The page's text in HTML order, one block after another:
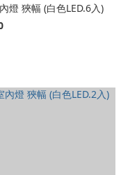
燈 狹幅 (白色LED.6入)